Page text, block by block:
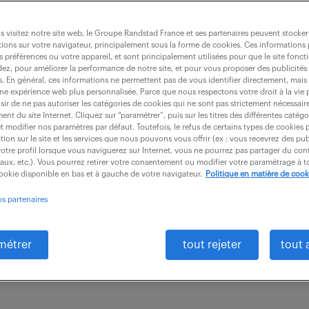
cellulaire, elisa (f/h)
(94) intérim 6 mois 41 000 - 41
BioAnalytics de la plateforme R&D Global
développement analytique Bioassay a pour
analytiques...
visitez notre site web, le Groupe Randstad France et ses partenaires peuvent
sur votre navigateur, principalement sous la forme de cookies. Ces informations
préférences ou votre appareil, et sont principalement utilisées pour que le site
pour améliorer la performance de notre site, et pour vous proposer des publicités
En général, ces informations ne permettent pas de vous identifier directement,
expérience web plus personnalisée. Parce que nous respectons votre droit à la vie
de ne pas autoriser les catégories de cookies qui ne sont pas strictement
du site Internet. Cliquez sur “paramétrer”, puis sur les titres des différentes
modifier nos paramètres par défaut. Toutefois, le refus de certains types de cookies
sur le site et les services que nous pouvons vous offrir (ex : vous recevrez des
profil lorsque vous naviguerez sur Internet, vous ne pourrez pas partager du
etc.). Vous pourrez retirer votre consentement ou modifier votre paramétrage à
disponible en bas et à gauche de votre navigateur.
Politique en matière de
partenaires
tout rejeter tout